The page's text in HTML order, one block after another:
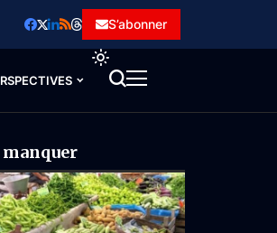
S’abonner
manquer